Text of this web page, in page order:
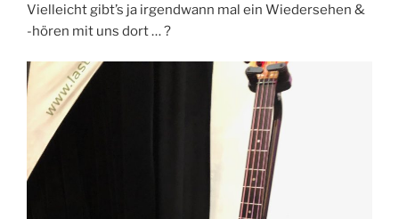
Vielleicht gibt’s ja irgendwann mal ein Wiedersehen &
-hören mit uns dort … ?